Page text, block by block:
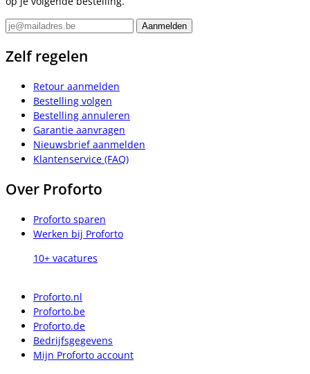
Zelf regelen
Retour aanmelden
Bestelling volgen
Bestelling annuleren
Garantie aanvragen
Nieuwsbrief aanmelden
Klantenservice (FAQ)
Over Proforto
Proforto sparen
Werken bij Proforto
10+ vacatures
Proforto.nl
Proforto.be
Proforto.de
Bedrijfsgegevens
Mijn Proforto account